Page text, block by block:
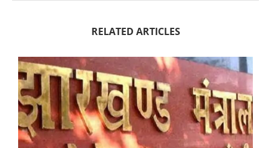
RELATED ARTICLES